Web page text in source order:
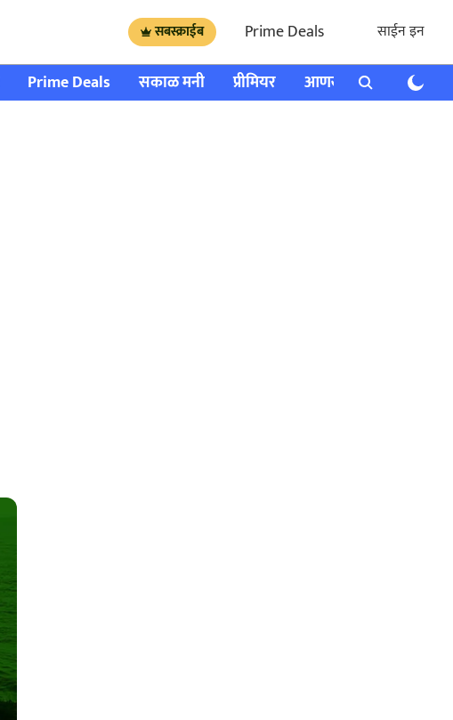
सबस्क्राईब Prime Deals साईन इन
Prime Deals सकाळ मनी प्रीमियर आणखी राशी भविष्य